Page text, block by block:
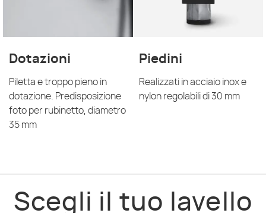
Dotazioni
Piletta e troppo pieno in
dotazione. Predisposizione
foto per rubinetto, diametro
35 mm
Piedini
Realizzati in acciaio inox e
nylon regolabili di 30 mm
Scegli il tuo lavello